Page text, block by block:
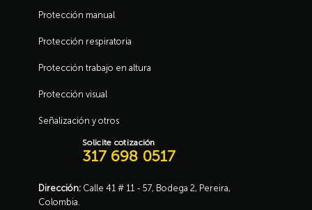
Protección manual
Protección respiratoria
Protección trabajo en altura
Protección visual
Señalización y otros
Solicite cotización
317 698 0517
Dirección: Calle 41 # 11 - 57, Bodega 2, Pereira,
Colombia.